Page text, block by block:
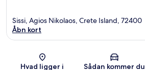
Kort
Sissi, Agios Nikolaos, Crete Island, 72400
Åbn kort
Hvad ligger i
Sådan kommer du